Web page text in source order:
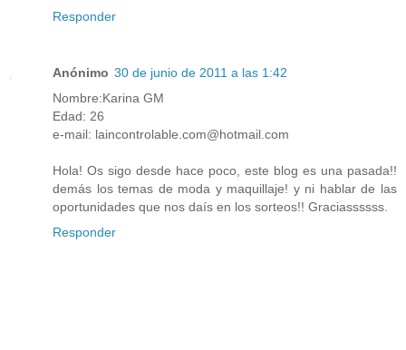
Responder
Anónimo 30 de junio de 2011 a las 1:42
Nombre:Karina GM
Edad: 26
e-mail: laincontrolable.com@hotmail.com
Hola! Os sigo desde hace poco, este blog es una pasada!!
demás los temas de moda y maquillaje! y ni hablar de las
oportunidades que nos daís en los sorteos!! Graciassssss.
Responder